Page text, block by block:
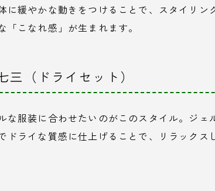
に緩やかな動きをつけることで、スタイリン
「こなれ感」が生まれます。
三（ドライセット）
な服装に合わせたいのがこのスタイル。ジェ
ドライな質感に仕上げることで、リラックス